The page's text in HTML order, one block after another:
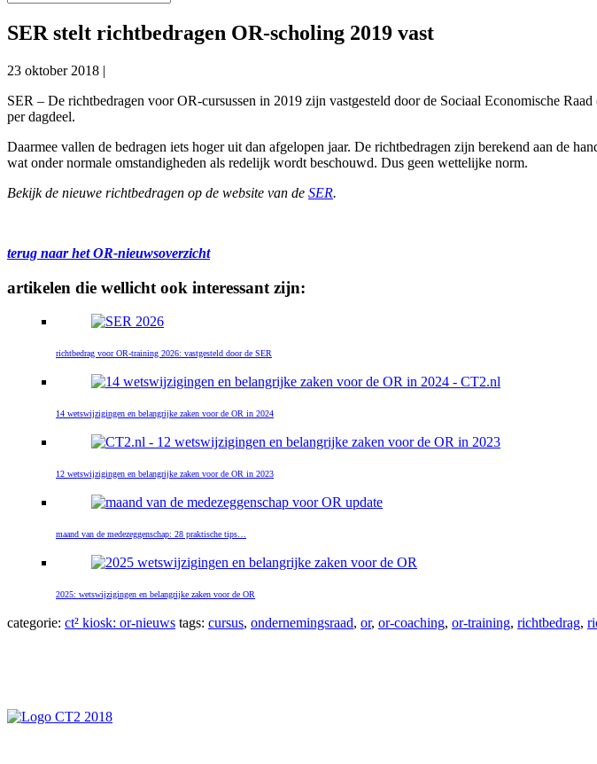
SER stelt richtbedragen OR-scholing 2019 vast
23 oktober 2018 |
SER – De richtbedragen voor OR-cursussen in 2019 zijn vastgesteld door de Sociaal Economische
per dagdeel.
Daarmee vallen de bedragen iets hoger uit dan afgelopen jaar. De richtbedragen zijn berekend aan de
wat onder normale omstandigheden als redelijk wordt beschouwd. Dus geen wettelijke norm.
Bekijk de nieuwe richtbedragen op de website van de SER.
terug naar het OR-nieuwsoverzicht
artikelen die wellicht ook interessant zijn:
richtbedrag voor OR-training 2026: vastgesteld door de SER
14 wetswijzigingen en belangrijke zaken voor de OR in 2024
12 wetswijzigingen en belangrijke zaken voor de OR in 2023
maand van de medezeggenschap: 28 praktische tips…
2025: wetswijzigingen en belangrijke zaken voor de OR
categorie: ct² kiosk: or-nieuws tags: cursus, ondernemingsraad, or, or-coaching, or-training, richtbedrag,